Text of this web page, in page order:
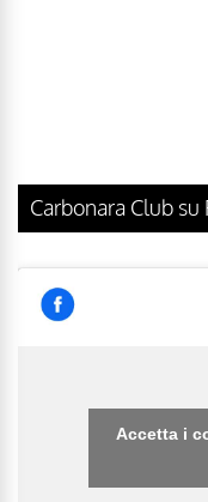
Carbonara Club su
Accetta i